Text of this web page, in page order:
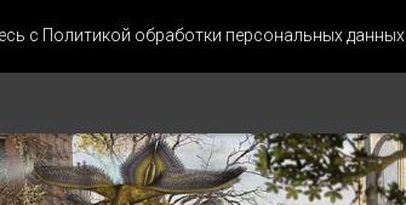
с Политикой обработки персональных данных.